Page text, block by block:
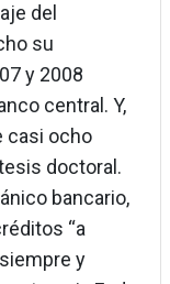
del
su
y 2008
central. Y,
casi ocho
doctoral.
bancario,
“a
y